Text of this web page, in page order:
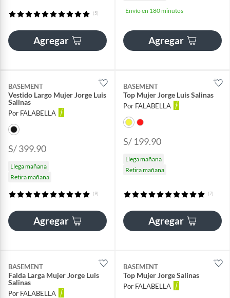
(5)
Agregar
Envío en 180 minutos
Agregar
BASEMENT
Vestido Largo Mujer Jorge Luis
Salinas
Por FALABELLA
S/ 399.90
Llega mañana
Retira mañana
(9)
Agregar
BASEMENT
Top Mujer Jorge Luis Salinas
Por FALABELLA
S/ 199.90
Llega mañana
Retira mañana
(7)
Agregar
BASEMENT
Falda Larga Mujer Jorge Luis
Salinas
Por FALABELLA
BASEMENT
Top Mujer Jorge Salinas
Por FALABELLA